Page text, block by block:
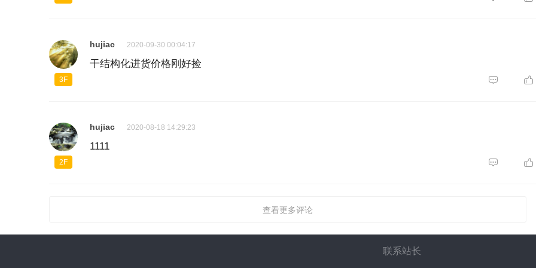
3F
hujiac 2020-09-30 00:04:17
干结构化进货价格刚好捡
2F
hujiac 2020-08-18 14:29:23
1111
查看更多评论
联系站长